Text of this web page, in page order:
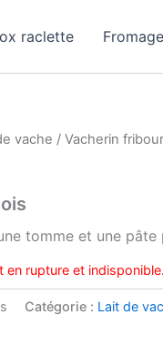
raclette
vache / Vacherin
tomme et une pâte
en rupture et indisponible.
Catégorie : Lait de